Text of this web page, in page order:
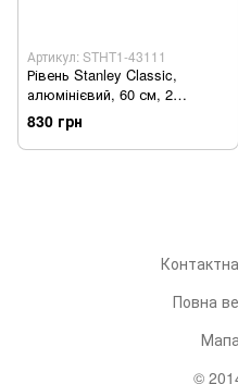
Артикул: STHT1-43111
Рівень Stanley Classic,
алюмінієвий, 60 см, 2
капсули, магнітний (STHT1-
43111)
830 грн
Повна
©